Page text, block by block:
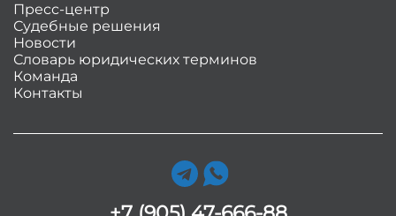
Пресс-центр
Судебные решения
Новости
Словарь юридических терминов
Команда
Контакты